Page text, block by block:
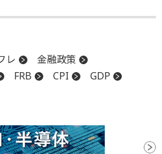
レ
金融政策
FRB CPI
GDP